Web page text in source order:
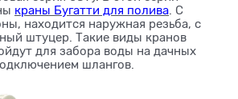
краны Бугатти для полива . С
находится наружная резьба, с
штуцер. Такие виды кранов
для забора воды на дачных
шлангов.